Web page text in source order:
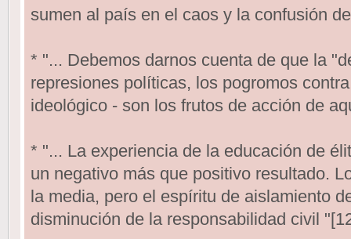
sumen al país en el caos y la confusión
* "... Debemos darnos cuenta de que la
represiones políticas, los pogromos
ideológico - son los frutos de acción de
* "... La experiencia de la educación de
un negativo más que positivo resultado.
la media, pero el espíritu de aislamiento
disminución de la responsabilidad civil